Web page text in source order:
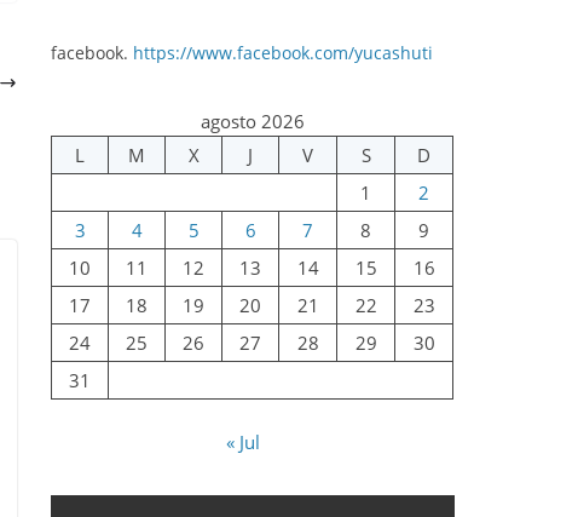
facebook. https://www.facebook.com/yucashuti
agosto 2026
L
M X J V S
D
1
2
3
4 5 6 7 8
9
10
11 12 13 14 15
16
17
18 19 20 21 22
23
24
25 26 27 28 29
30
31
« Jul